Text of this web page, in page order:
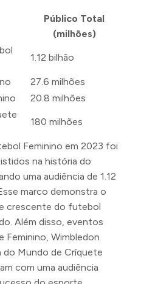
Público Total
(milhões)
1.12 bilhão
27.6 milhões
20.8 milhões
180 milhões
Feminino em 2023 foi
na história do
uma audiência de 1.12
marco demonstra o
crescente do futebol
Além disso, eventos
Wimbledon
Mundo de Críquete
com uma audiência